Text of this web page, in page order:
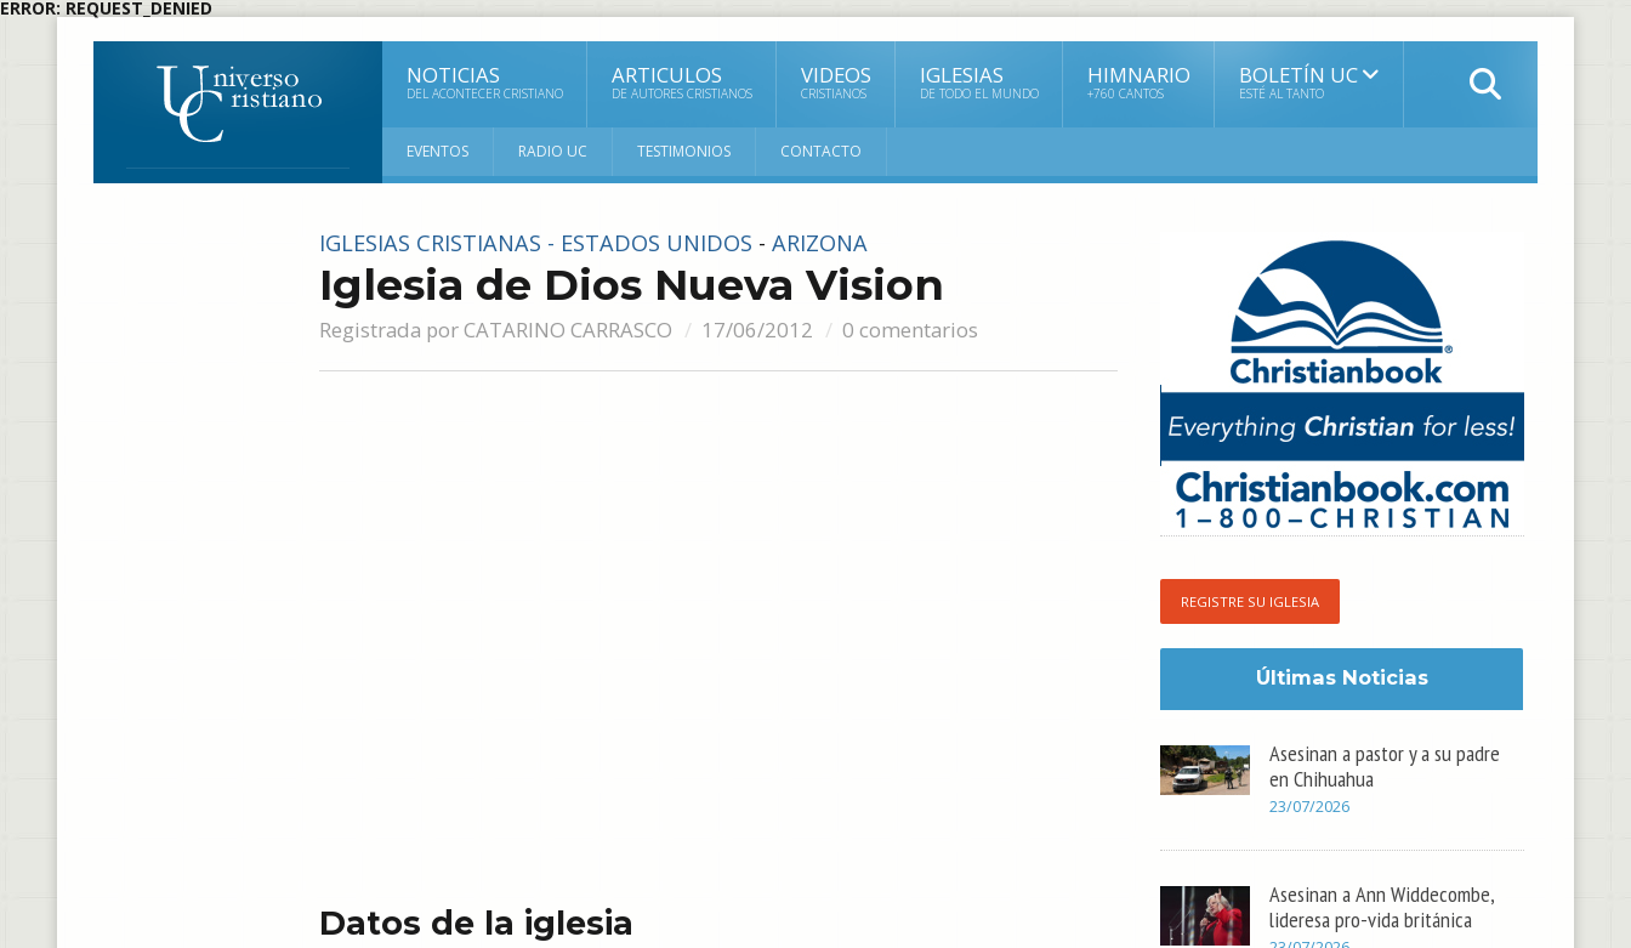
ERROR: REQUEST_DENIED
NOTICIAS
DEL ACONTECER CRISTIANO
ARTICULOS
DE AUTORES CRISTIANOS
VIDEOS
CRISTIANOS
IGLESIAS
DE TODO EL MUNDO
HIMNARIO
+760 CANTOS
BOLETÍN UC
ESTÉ AL TANTO
EVENTOS RADIO UC TESTIMONIOS CONTACTO
IGLESIAS CRISTIANAS - ESTADOS UNIDOS - ARIZONA
Iglesia de Dios Nueva Vision
Registrada porCATARINO CARRASCO 17/06/2012 0 comentarios
Datos de la iglesia
REGISTRE SU IGLESIA
Últimas Noticias
Asesinan a pastor y a su padre
en Chihuahua
23/07/2026
Asesinan a Ann Widdecombe,
lideresa pro-vida británica